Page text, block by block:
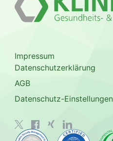
Impressum
Datenschutzerklärung
AGB
Datenschutz-Einstellungen